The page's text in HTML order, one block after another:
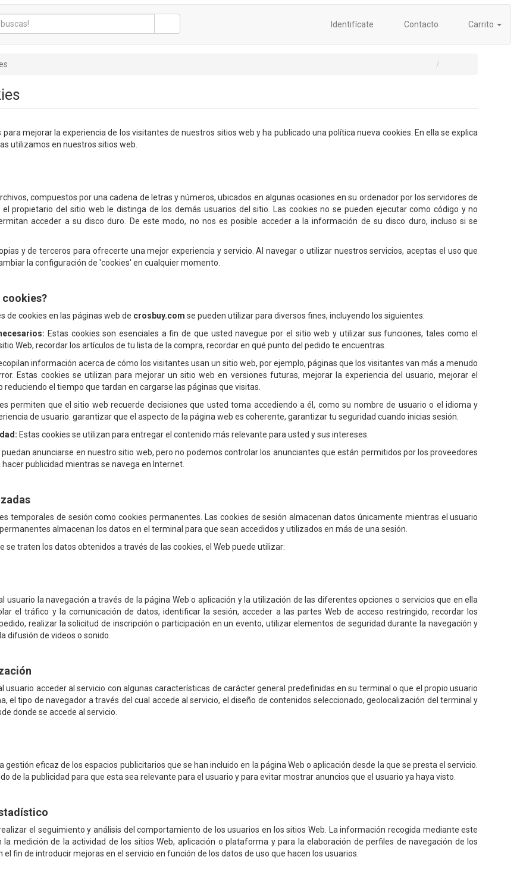
Identifícate Contacto Carrito
mejorar la experiencia de los visitantes de nuestros sitios web y ha publicado una política nueva cookies. En ella se explica
utilizamos en nuestros sitios web.
compuestos por una cadena de letras y números, ubicados en algunas ocasiones en su ordenador por los servidores de
propietario del sitio web le distinga de los demás usuarios del sitio. Las cookies no se pueden ejecutar como código y no
acceder a su disco duro. De este modo, no nos es posible acceder a la información de su disco duro, incluso si se
y de terceros para ofrecerte una mejor experiencia y servicio. Al navegar o utilizar nuestros servicios, aceptas el uso que
la configuración de 'cookies' en cualquier momento.
cookies?
de cookies en las páginas web de crosbuy.com se pueden utilizar para diversos fines, incluyendo los siguientes:
Estas cookies son esenciales a fin de que usted navegue por el sitio web y utilizar sus funciones, tales como el
Web, recordar los artículos de tu lista de la compra, recordar en qué punto del pedido te encuentras.
información acerca de cómo los visitantes usan un sitio web, por ejemplo, páginas que los visitantes van más a menudo
Estas cookies se utilizan para mejorar un sitio web en versiones futuras, mejorar la experiencia del usuario, mejorar el
el tiempo que tardan en cargarse las páginas que visitas.
permiten que el sitio web recuerde decisiones que usted toma accediendo a él, como su nombre de usuario o el idioma y
de usuario. garantizar que el aspecto de la página web es coherente, garantizar tu seguridad cuando inicias sesión.
Estas cookies se utilizan para entregar el contenido más relevante para usted y sus intereses.
anunciarse en nuestro sitio web, pero no podemos controlar los anunciantes que están permitidos por los proveedores
publicidad mientras se navega en Internet.
temporales de sesión como cookies permanentes. Las cookies de sesión almacenan datos únicamente mientras el usuario
almacenan los datos en el terminal para que sean accedidos y utilizados en más de una sesión.
se traten los datos obtenidos a través de las cookies, el Web puede utilizar:
usuario la navegación a través de la página Web o aplicación y la utilización de las diferentes opciones o servicios que en ella
el tráfico y la comunicación de datos, identificar la sesión, acceder a las partes Web de acceso restringido, recordar los
realizar la solicitud de inscripción o participación en un evento, utilizar elementos de seguridad durante la navegación y
difusión de videos o sonido.
usuario acceder al servicio con algunas características de carácter general predefinidas en su terminal o que el propio usuario
el tipo de navegador a través del cual accede al servicio, el diseño de contenidos seleccionado, geolocalización del terminal y
donde se accede al servicio.
gestión eficaz de los espacios publicitarios que se han incluido en la página Web o aplicación desde la que se presta el servicio.
de la publicidad para que esta sea relevante para el usuario y para evitar mostrar anuncios que el usuario ya haya visto.
el seguimiento y análisis del comportamiento de los usuarios en los sitios Web. La información recogida mediante este
medición de la actividad de los sitios Web, aplicación o plataforma y para la elaboración de perfiles de navegación de los
el fin de introducir mejoras en el servicio en función de los datos de uso que hacen los usuarios.